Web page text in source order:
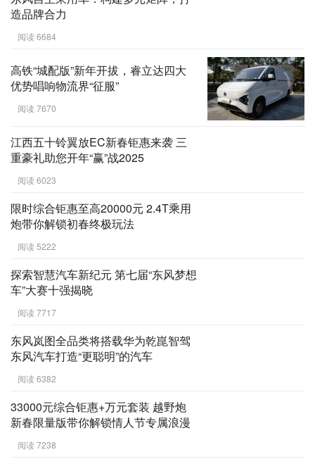
造品牌合力
阅读 6684
高铁“城配版”新年开拔，睿立达四大
优势唱响物流界“征服”
阅读 7670
江西五十铃翼放EC新春钜惠来袭 三
重豪礼助您开年“赢”战2025
阅读 6023
限时综合钜惠至高20000元 2.4T乘用
炮带你解锁初春终极玩法
阅读 5222
探索智慧汽车新纪元 第七届“东风梦想
车”大赛十强揭晓
阅读 7717
东风岚图全品类将搭载华为乾崑智驾
东风汽车打造“更聪明”的汽车
阅读 6382
33000元综合钜惠+万元套装 越野炮
新春限量版带你解锁情人节专属浪漫
阅读 7238